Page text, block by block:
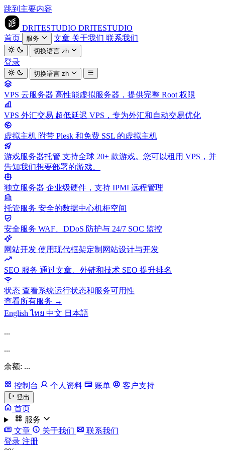
跳到主要内容
DRITESTUDIO DRITESTUDIO
首页
服务 文章 关于我们 联系我们
切换语言zh
登录
切换语言zh
VPS 云服务器 高性能虚拟服务器，提供完整 Root 权限
VPS 外汇交易 超低延迟 VPS，专为外汇和自动交易优化
虚拟主机 附带 Plesk 和免费 SSL 的虚拟主机
游戏服务器托管 支持全球 20+ 款游戏。您可以租用 VPS，并
告知我们想要部署的游戏。
独立服务器 企业级硬件，支持 IPMI 远程管理
托管服务 安全的数据中心机柜空间
安全服务 WAF、DDoS 防护与 24/7 SOC 监控
网站开发 使用现代框架定制网站设计与开发
SEO 服务 通过文章、外链和技术 SEO 提升排名
状态 查看系统运行状态和服务可用性
查看所有服务 →
Englishไทย 中文 日本語
...
...
余额: ...
控制台 个人资料 账单 客户支持
登出
首页
服务
文章
关于我们
联系我们
登录 注册